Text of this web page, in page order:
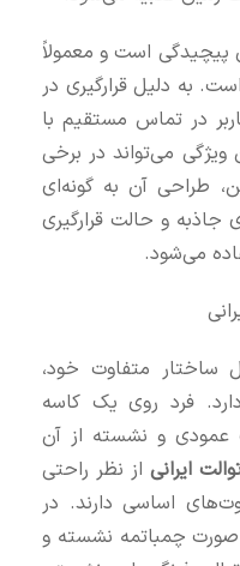
پیچیدگی است و معمولاً
به دلیل قرارگیری در
در تماس مستقیم با
ویژگی می‌تواند در برخی
طراحی آن به گونه‌ای
جاذبه و حالت قرارگیری
می‌شود.
ساختار متفاوت خود،
فرد روی یک کاسه
عمودی و نشسته از آن
ایرانی از نظر راحتی
اساسی دارند. در
صورت چمباتمه نشسته و